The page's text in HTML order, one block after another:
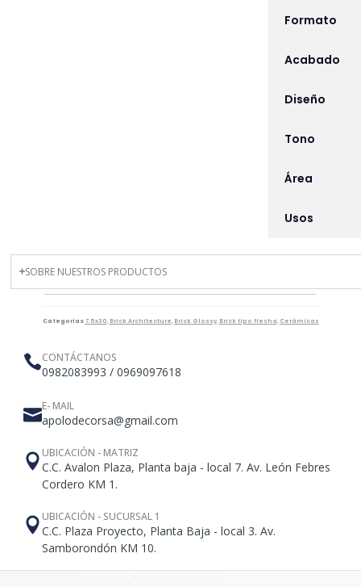
Formato
Acabado
Diseño
Tono
Área
Usos
SOBRE NUESTROS PRODUCTOS
Categorías 7.5x30, Brick Architecture, Brick Glossy, Brick tipo flecha, Cerámicas
CONTÁCTANOS
0982083993 / 0969097618
E- MAIL
apolodecorsa@gmail.com
UBICACIÓN - MATRIZ
C.C. Avalon Plaza, Planta baja - local 7. Av. León Febres
Cordero KM 1.
UBICACIÓN - SUCURSAL 1
C.C. Plaza Proyecto, Planta Baja - local 3. Av.
Samborondón KM 10.